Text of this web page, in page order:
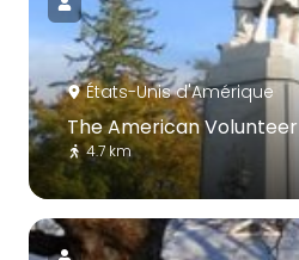
États-Unis d'Amérique
The American Volunteer
4.7 km